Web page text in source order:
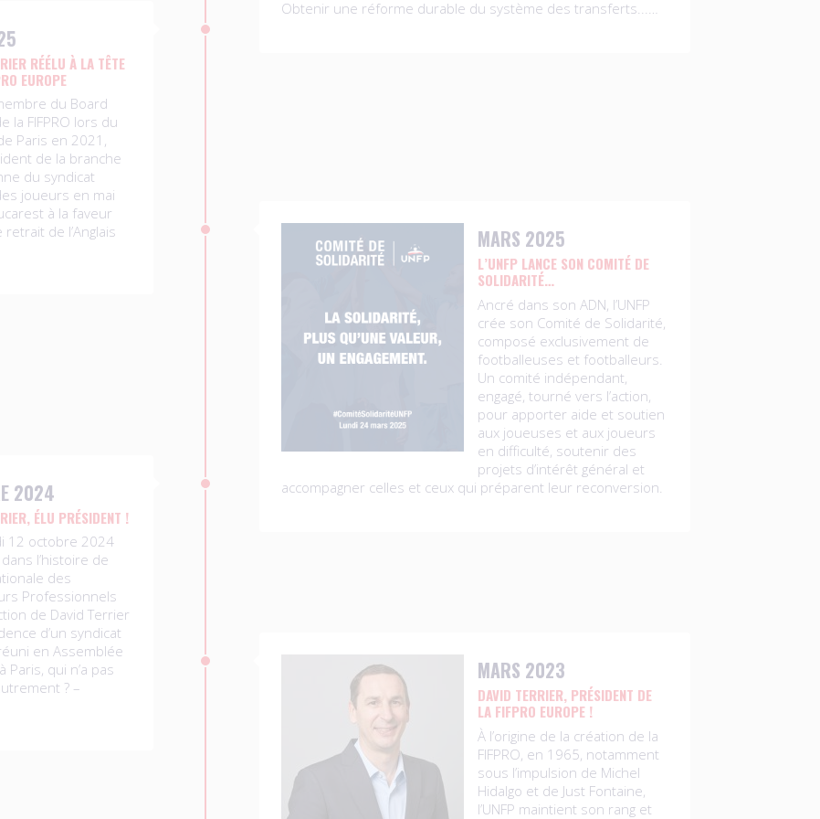
Obtenir une réforme durable du système des transferts...…
RÉÉLU À LA TÊTE
EUROPE
du Board
la FIFPRO lors du
Paris en 2021,
de la branche
du syndicat
joueurs en mai
à la faveur
de l’Anglais
MARS 2025
L’UNFP LANCE SON COMITÉ DE
SOLIDARITÉ…
Ancré dans son ADN, l’UNFP
crée son Comité de Solidarité,
composé exclusivement de
footballeuses et footballeurs.
Un comité indépendant,
engagé, tourné vers l’action,
pour apporter aide et soutien
aux joueuses et aux joueurs
en difficulté, soutenir des
projets d’intérêt général et
accompagner celles et ceux qui préparent leur reconversion.
2024
ÉLU PRÉSIDENT !
12 octobre 2024
l’histoire de
des
Professionnels
de David Terrier
d’un syndicat
en Assemblée
Paris, qui n’a pas
? –
MARS 2023
DAVID TERRIER, PRÉSIDENT DE
LA FIFPRO EUROPE !
À l’origine de la création de la
FIFPRO, en 1965, notamment
sous l’impulsion de Michel
Hidalgo et de Just Fontaine,
l’UNFP maintient son rang et